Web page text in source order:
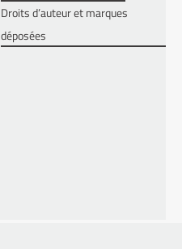
Droits d’auteur et marques
déposées